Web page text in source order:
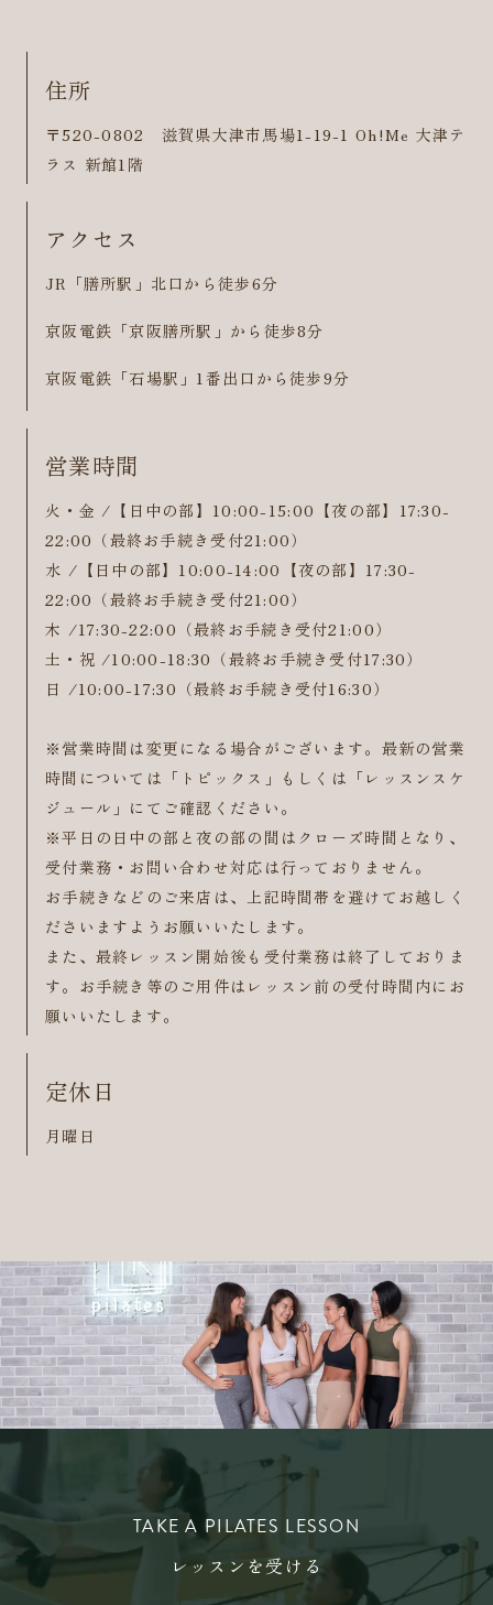
住所
〒520-0802 滋賀県大津市馬場1-19-1 Oh!Me 大津テ
ラス 新館1階
アクセス
JR「膳所駅」北口から徒歩6分
京阪電鉄「京阪膳所駅」から徒歩8分
京阪電鉄「石場駅」1番出口から徒歩9分
営業時間
火・金 /【日中の部】10:00-15:00【夜の部】17:30-
22:00（最終お手続き受付21:00）
水 /【日中の部】10:00-14:00【夜の部】17:30-
22:00（最終お手続き受付21:00）
木 /17:30-22:00（最終お手続き受付21:00）
土・祝 /10:00-18:30（最終お手続き受付17:30）
日 /10:00-17:30（最終お手続き受付16:30）
※営業時間は変更になる場合がございます。最新の営業
時間については「トピックス」もしくは「レッスンスケ
ジュール」にてご確認ください。
※平日の日中の部と夜の部の間はクローズ時間となり、
受付業務・お問い合わせ対応は行っておりません。
お手続きなどのご来店は、上記時間帯を避けてお越しく
ださいますようお願いいたします。
また、最終レッスン開始後も受付業務は終了しておりま
す。お手続き等のご用件はレッスン前の受付時間内にお
願いいたします。
定休日
月曜日
TAKE A PILATES LESSON
レッスンを受ける